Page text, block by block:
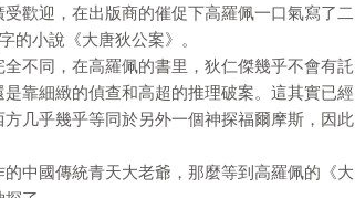
歡迎，在出版商的催促下高羅佩一口氣寫了二
的小說《大唐狄公案》。
不同，在高羅佩的書里，狄仁傑幾乎不會有託
靠細緻的偵查和高超的推理破案。這其實已經
几乎幾乎等同於另外一個神探福爾摩斯，因此
中國傳統青天大老爺，那麼等到高羅佩的《大